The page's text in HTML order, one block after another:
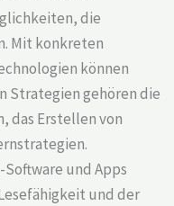
die
Mit konkreten
können
Strategien gehören die
das Erstellen von
und Apps
und der